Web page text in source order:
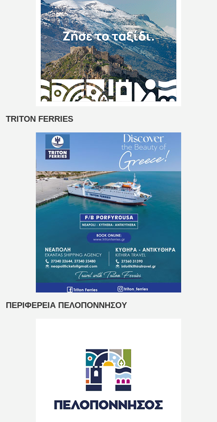
TRITON FERRIES
ΠΕΡΙΦΕΡΕΙΑ ΠΕΛΟΠΟΝΝΗΣΟΥ